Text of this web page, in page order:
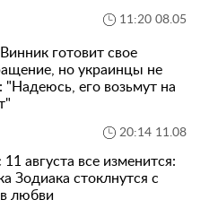
11:20 08.05
готовит свое
но украинцы не
"Надеюсь, его возьмут на
20:14 11.08
августа все изменится:
Зодиака стоклнутся с
любви